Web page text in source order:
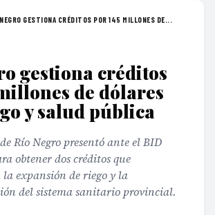
GESTIONA CRÉDITOS POR 145 MILLONES DE...
gestiona créditos
de dólares
y salud pública
Río Negro presentó ante el BID
obtener dos créditos que
expansión de riego y la
del sistema sanitario provincial.